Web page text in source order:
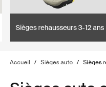
Sièges rehausseurs 3-12 ans
Accueil / Sièges auto / Sièges